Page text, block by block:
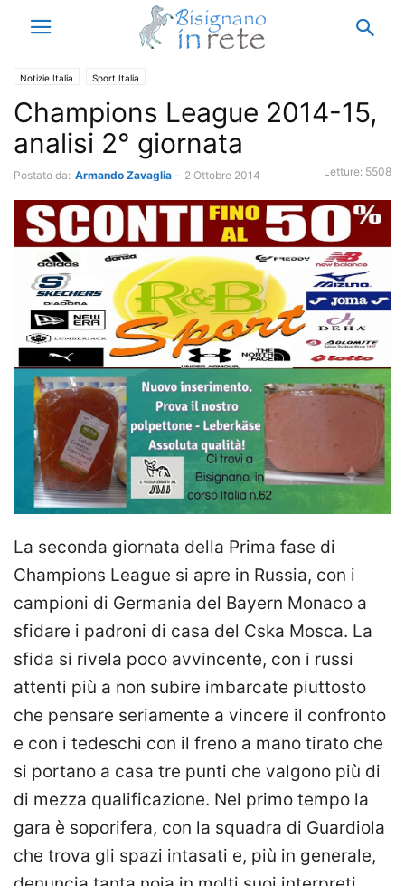
Notizie Italia Sport Italia
Champions League 2014-15,
analisi 2° giornata
Postato da: Armando Zavaglia - 2 Ottobre 2014 Letture: 5508
La seconda giornata della Prima fase di
Champions League si apre in Russia, con i
campioni di Germania del Bayern Monaco a
sfidare i padroni di casa del Cska Mosca. La
sfida si rivela poco avvincente, con i russi
attenti più a non subire imbarcate piuttosto
che pensare seriamente a vincere il confronto
e con i tedeschi con il freno a mano tirato che
si portano a casa tre punti che valgono più di
di mezza qualificazione. Nel primo tempo la
gara è soporifera, con la squadra di Guardiola
che trova gli spazi intasati e, più in generale,